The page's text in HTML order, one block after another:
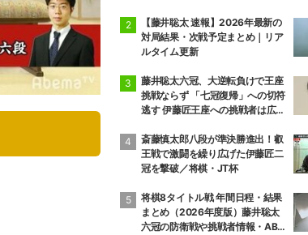
【藤井聡太 速報】2026年最新の
対局結果・次戦予定まとめ｜リア
ルタイム更新
藤井聡太六冠、大逆転負けで王座
挑戦ならず 「七冠復帰」への切符
逃す 伊藤匠王座への挑戦者は広瀬
斎藤慎太郎八段が準決勝進出！叡
王戦で激闘を繰り広げた伊藤匠二
冠を撃破／将棋・JT杯
将棋8タイトル戦 年間日程・結果
まとめ（2026年度版）藤井聡太
六冠の防衛戦や挑戦者情報・ABE